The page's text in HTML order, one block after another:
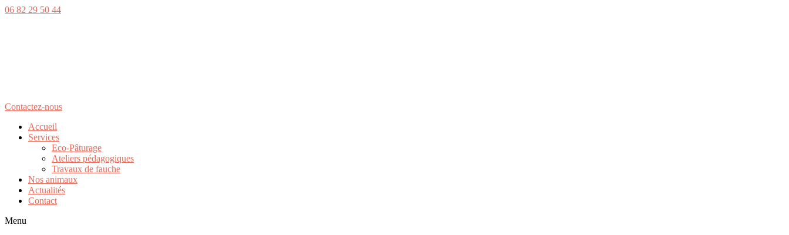
06 82 29 50 44
Contactez-nous
Accueil
Services
Eco-Pâturage
Ateliers pédagogiques
Travaux de fauche
Nos animaux
Actualités
Contact
Menu